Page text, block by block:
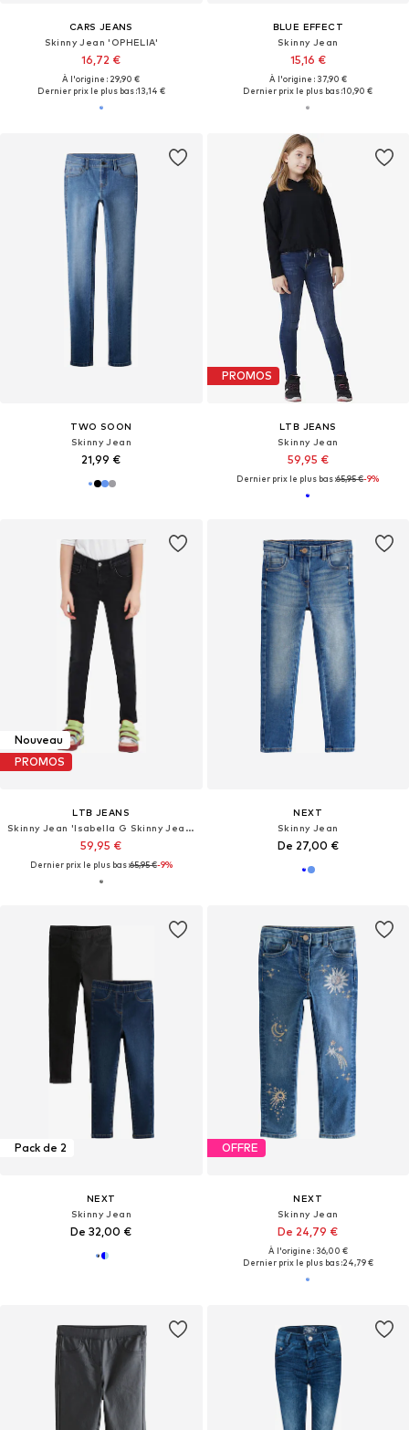
CARS JEANS
Skinny Jean 'OPHELIA'
16,72 €
À l'origine : 29,90 €
Dernier prix le plus bas :13,14 €
BLUE EFFECT
Skinny Jean
15,16 €
À l'origine : 37,90 €
Dernier prix le plus bas :10,90 €
TWO SOON
Skinny Jean
21,99 €
PROMOS
LTB JEANS
Skinny Jean
59,95 €
Dernier prix le plus bas :65,95 €-9%
Nouveau
PROMOS
LTB JEANS
Skinny Jean 'Isabella G Skinny Jeans'
59,95 €
Dernier prix le plus bas :65,95 €-9%
NEXT
Skinny Jean
De 27,00 €
Pack de 2
NEXT
Skinny Jean
De 32,00 €
OFFRE
NEXT
Skinny Jean
De 24,79 €
À l'origine : 36,00 €
Dernier prix le plus bas :24,79 €